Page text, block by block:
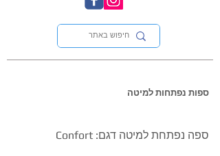
ספות נפתחות למיטה
ספה נפתחת למיטה דגם: Confort